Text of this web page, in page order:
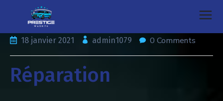
18 janvier 2021 admin1079 0 Comments
Réparation